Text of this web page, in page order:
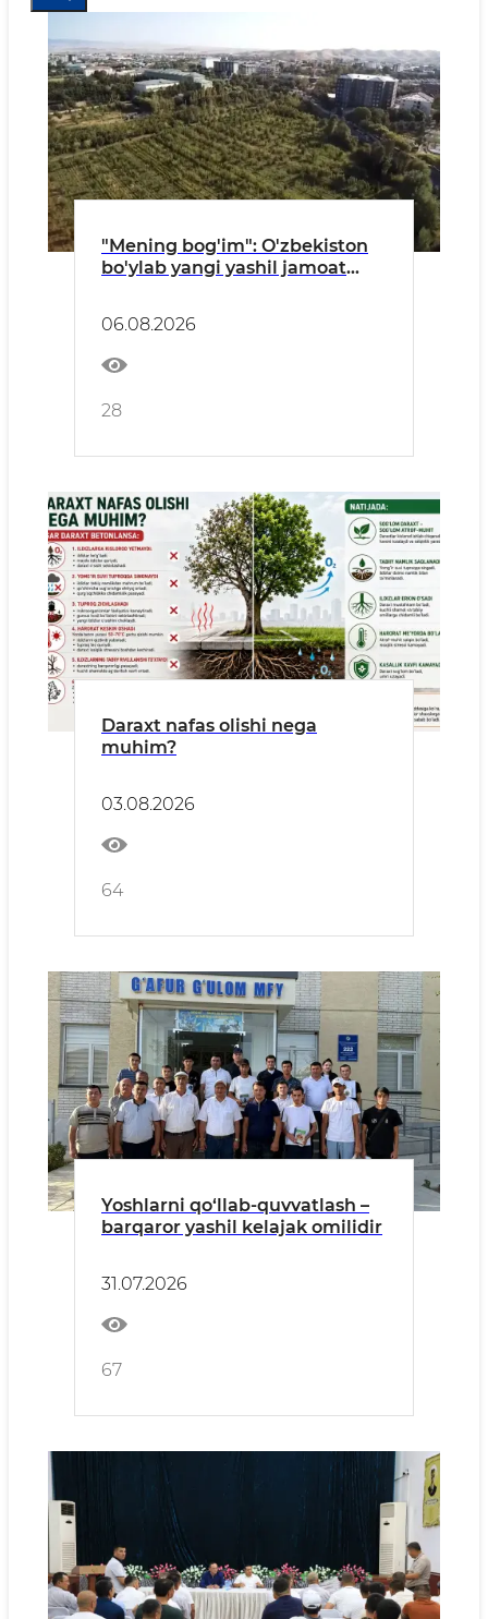
"Mening bog'im": O'zbekiston
bo'ylab yangi yashil jamoat
06.08.2026
28
Daraxt nafas olishi nega
muhim?
03.08.2026
64
Yoshlarni qo‘llab-quvvatlash –
barqaror yashil kelajak omilidir
31.07.2026
67